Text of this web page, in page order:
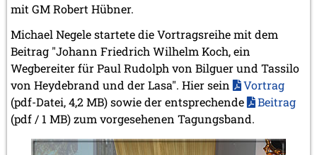
mit GM Robert Hübner.
Michael Negele startete die Vortragsreihe mit dem
Beitrag "Johann Friedrich Wilhelm Koch, ein
Wegbereiter für Paul Rudolph von Bilguer und Tassilo
von Heydebrand und der Lasa". Hier sein
Vortrag
(pdf-Datei, 4,2 MB) sowie der entsprechende
Beitrag
(pdf / 1 MB) zum vorgesehenen Tagungsband.